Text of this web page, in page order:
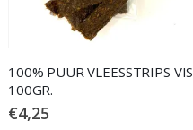
100% PUUR VLEESSTRIPS VIS
100GR.
€4,25